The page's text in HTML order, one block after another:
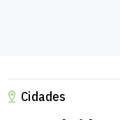
Cidades